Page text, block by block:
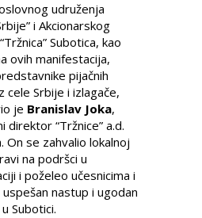
udruženja
i Akcionarskog
Subotica, kao
ovih manifestacija,
pijačnih
cele Srbije i izlagače,
je Branislav Joka,
direktor “Tržnice” a.d.
On se zahvalio lokalnoj
na podršci u
i poželeo učesnicima i
nastup i ugodan
Subotici.